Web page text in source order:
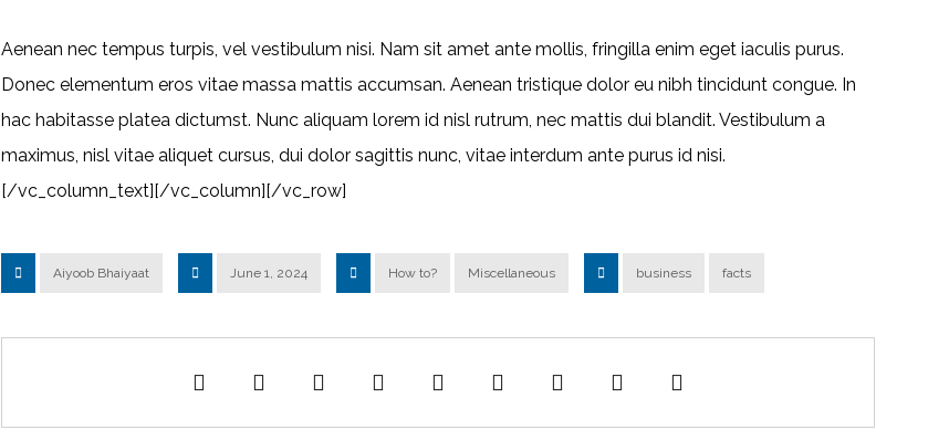
Aenean nec tempus turpis, vel vestibulum nisi. Nam sit amet ante mollis, fringilla enim eget iaculis purus.
Donec elementum eros vitae massa mattis accumsan. Aenean tristique dolor eu nibh tincidunt congue. In
hac habitasse platea dictumst. Nunc aliquam lorem id nisl rutrum, nec mattis dui blandit. Vestibulum a
maximus, nisl vitae aliquet cursus, dui dolor sagittis nunc, vitae interdum ante purus id nisi.
[/vc_column_text][/vc_column][/vc_row]
Aiyoob Bhaiyaat June 1, 2024 How to? Miscellaneous business facts